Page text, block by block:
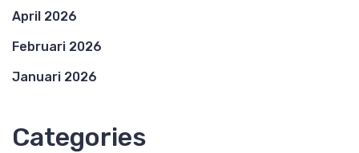
April 2026
Februari 2026
Januari 2026
Categories